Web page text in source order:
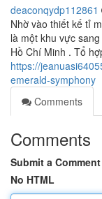
deaconqydp112861
Nhờ vào thiết kế tỉ
là một khu vực
Hồ Chí Minh . Tổ
https://
emerald-symphony
Comments
Comments
Submit a Comment
No HTML